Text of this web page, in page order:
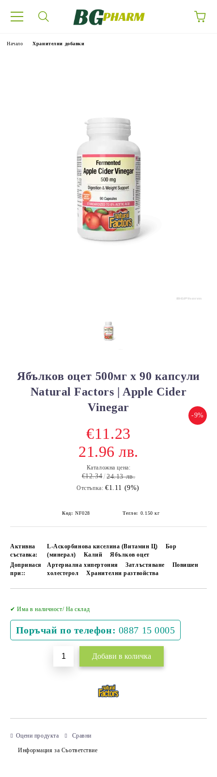
Начало Хранителни добавки
Ябълков оцет 500мг х 90 капсули
Natural Factors | Apple Cider
Vinegar
-9%
€11.23
21.96 лв.
Каталожна цена:
€12.34 24.13 лв.
Отстъпка: €1.11 (9%)
Код: NF028 Тегло: 0.150 кг
Активна
съставка:
L-Аскорбинова киселина (Витамин Ц)
Бор
(минерал)
Калий
Ябълков оцет
Допринася
при::
Артериална хипертония Затлъстяване
Повишен
холестерол
Хранителни разтвойства
✔ Има в наличност/ На склад
Поръчай по телефон: 0887 15 0005
Оцени продукта Сравни
Информация за Съответствие